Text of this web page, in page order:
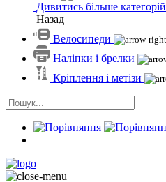
Дивитись більше категорій
Назад
Велосипеди
Наліпки і брелки
Кріплення і метізи